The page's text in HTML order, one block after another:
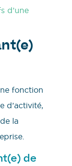
d’une
fonction
d’activité,
la
de